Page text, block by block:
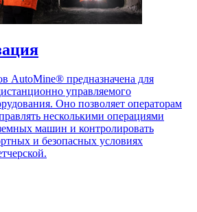
AutoMine® предназначена для
управляемого
Оно позволяет операторам
несколькими операциями
машин и контролировать
и безопасных условиях